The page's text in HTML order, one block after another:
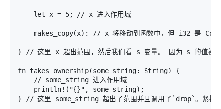
    let x = 5; // x 进入作用域
makes_copy(x); // x 将移动到函数中，但 i32 是 Copy
} // 这里 x 超出范围，然后我们看 s 变量。 因为 s 的值被移
fn takes_ownership(some_string: String) {
    // some_string 进入作用域
    println!("{}", some_string);
} // 这里 some_string 超出了范围并且调用了`drop`。紧接着